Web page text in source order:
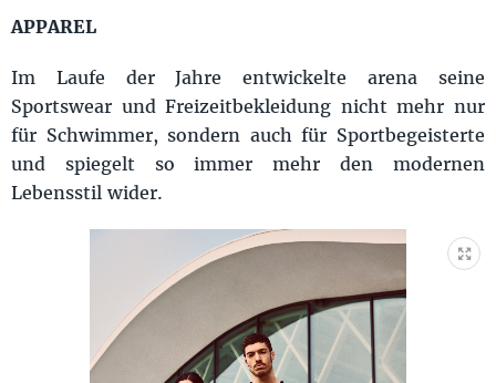
APPAREL
Im Laufe der Jahre entwickelte arena seine
Sportswear und Freizeitbekleidung nicht mehr nur
für Schwimmer, sondern auch für Sportbegeisterte
und spiegelt so immer mehr den modernen
Lebensstil wider.